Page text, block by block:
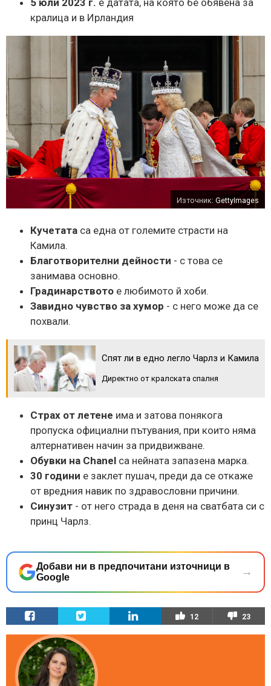
кралица и в Ирландия
Източник: GettyImages
Кучетата са една от големите страсти на
Камила.
Благотворителни дейности - с това се
занимава основно.
Градинарството е любимото й хоби.
Завидно чувство за хумор - с него може да се
похвали.
Спят ли в едно легло Чарлз и Камила
Директно от кралската спалня
Страх от летене има и затова понякога
пропуска официални пътувания, при които няма
алтернативен начин за придвижване.
Обувки на Chanel са нейната запазена марка.
30 години е заклет пушач, преди да се откаже
от вредния навик по здравословни причини.
Синузит - от него страда в деня на сватбата си с
принц Чарлз.
Добави ни в предпочитани източници в
Google
→
12 23